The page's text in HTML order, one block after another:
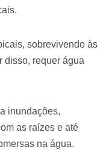
sobrevivendo às
disso, requer água
inundações,
as raízes e até
na água.